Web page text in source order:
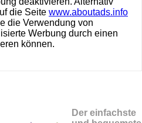
die Seite www.aboutads.info
die Verwendung von
Werbung durch einen
können.
Der einfachste